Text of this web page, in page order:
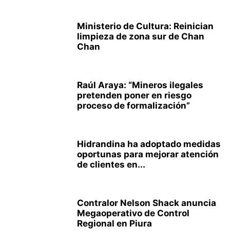
Ministerio de Cultura: Reinician
limpieza de zona sur de Chan
Chan
Raúl Araya: “Mineros ilegales
pretenden poner en riesgo
proceso de formalización”
Hidrandina ha adoptado medidas
oportunas para mejorar atención
de clientes en...
Contralor Nelson Shack anuncia
Megaoperativo de Control
Regional en Piura